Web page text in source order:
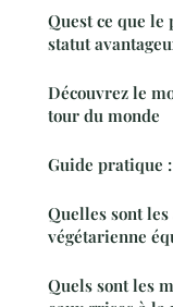
Quest ce que le
statut
Découvrez le
tour du monde
Guide pratique
Quelles sont
végétarienne
Quels sont les